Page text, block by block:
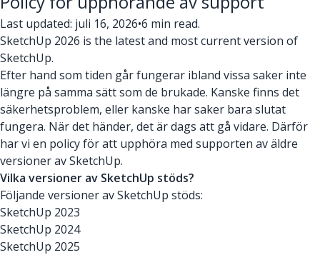
Last updated: juli 16, 2026•6 min read.
SketchUp 2026 is the latest and most current version of
SketchUp.
Efter hand som tiden går fungerar ibland vissa saker inte
längre på samma sätt som de brukade. Kanske finns det
säkerhetsproblem, eller kanske har saker bara slutat
fungera. När det händer, det är dags att gå vidare. Därför
har vi en policy för att upphöra med supporten av äldre
versioner av SketchUp.
Vilka versioner av SketchUp stöds?
Följande versioner av SketchUp stöds:
SketchUp 2023
SketchUp 2024
SketchUp 2025